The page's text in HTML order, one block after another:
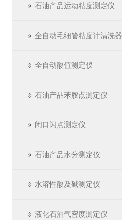
石油产品运动粘度测定仪
全自动毛细管粘度计清洗器
全自动酸值测定仪
石油产品苯胺点测定仪
闭口闪点测定仪
石油产品水分测定仪
水溶性酸及碱测定仪
液化石油气密度测定仪